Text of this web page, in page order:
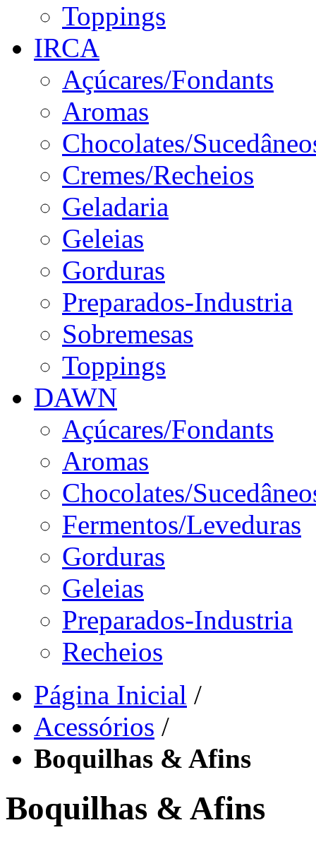
Toppings
IRCA
Açúcares/Fondants
Aromas
Chocolates/
Cremes/Recheios
Geladaria
Geleias
Gorduras
Preparados-Industria
Sobremesas
Toppings
DAWN
Açúcares/Fondants
Aromas
Chocolates/
Fermentos/Leveduras
Gorduras
Geleias
Preparados-Industria
Recheios
Página Inicial /
Acessórios /
Boquilhas & Afins
Boquilhas & Afins